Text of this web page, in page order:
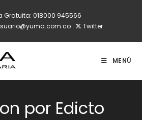
Gratuita: 018000 945566
Twitter
MENÚ
por Edicto